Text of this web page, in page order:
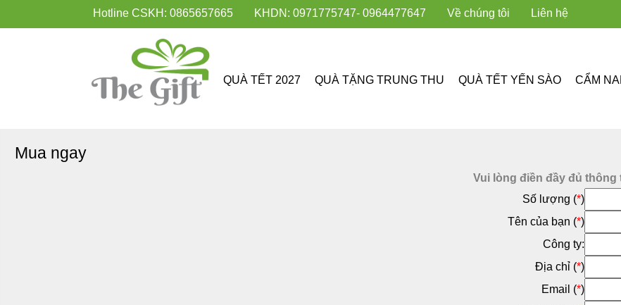
Hotline CSKH: 0865657665 KHDN: 0971775747- 0964477647 Về chúng tôi Liên hệ
QUÀ TẾT 2027 QUÀ TẶNG TRUNG THU QUÀ TẾT YẾN SÀO CẨM
Mua ngay
Vui lòng điền đầy đủ
Số lượng (*)
Tên của bạn (*)
Công ty:
Địa chỉ (*)
Email (*)